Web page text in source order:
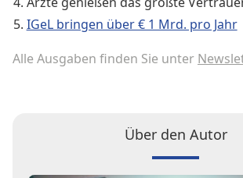
IGeL bringen über € 1 Mrd. pro Jahr
Alle Ausgaben finden Sie unter
Über den Autor